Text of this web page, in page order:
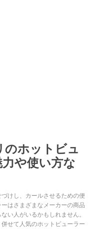
のホットビュ
や使い方な
けし、カールさせるための便
はさまざまなメーカーの商品
い人がいるかもしれません。
せて人気のホットビューラー